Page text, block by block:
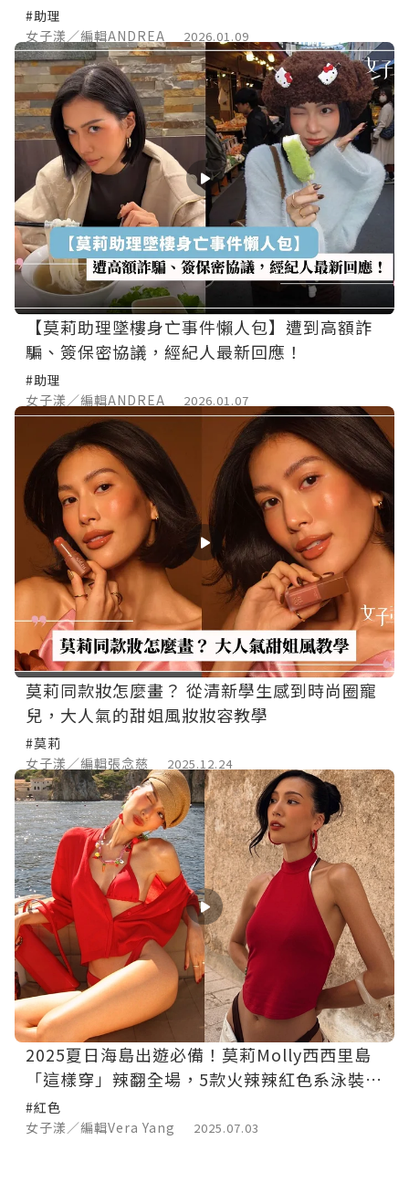
#助理
女子漾／編輯ANDREA
2026.01.09
【莫莉助理墜樓身亡事件懶人包】遭到高額詐
騙、簽保密協議，經紀人最新回應！
#助理
女子漾／編輯ANDREA
2026.01.07
莫莉同款妝怎麼畫？ 從清新學生感到時尚圈寵
兒，大人氣的甜姐風妝妝容教學
#莫莉
女子漾／編輯張念慈
2025.12.24
2025夏日海島出遊必備！莫莉Molly西西里島
「這樣穿」辣翻全場，5款火辣辣紅色系泳裝單
品推薦
#紅色
女子漾／編輯Vera Yang
2025.07.03